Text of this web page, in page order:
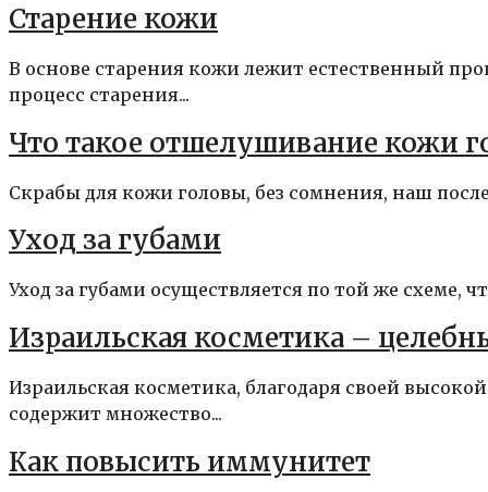
Старение кожи
В основе старения кожи лежит естественный
процесс старения...
Что такое отшелушивание кожи
Скрабы для кожи головы, без сомнения, наш
Уход за губами
Уход за губами осуществляется по той же схеме,
Израильская косметика –
Израильская косметика, благодаря своей
содержит множество...
Как повысить иммунитет